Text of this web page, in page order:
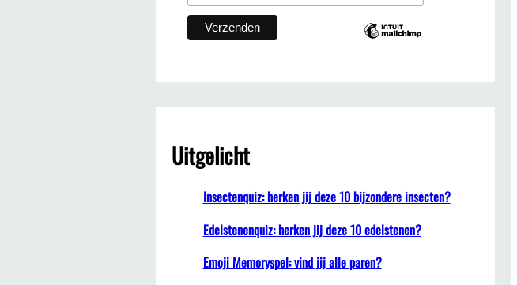
Uitgelicht
Insectenquiz: herken jij deze 10 bijzondere insecten?
Edelstenenquiz: herken jij deze 10 edelstenen?
Emoji Memoryspel: vind jij alle paren?